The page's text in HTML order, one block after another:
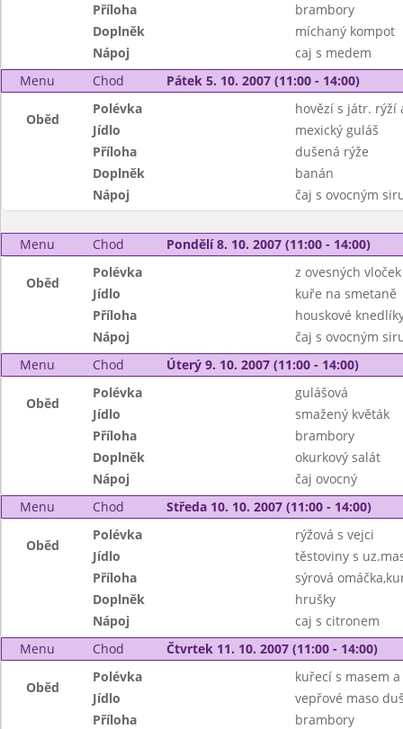
Příloha
brambory
Doplněk
míchaný kompot
Nápoj
caj s medem
Menu
Chod Pátek 5. 10. 2007 (11:00 - 14:00)
Oběd
Polévka
hovězí s játr. rýží
Jídlo
mexický guláš
Příloha
dušená rýže
Doplněk
banán
Nápoj
čaj s ovocným
Menu Chod Pondělí 8. 10. 2007 (11:00 - 14:00)
Oběd
Polévka
z ovesných vloček
Jídlo
kuře na smetaně
Příloha
houskové
Nápoj
čaj s ovocným
Menu
Chod Úterý 9. 10. 2007 (11:00 - 14:00)
Oběd
Polévka
gulášová
Jídlo
smažený květák
Příloha
brambory
Doplněk
okurkový salát
Nápoj
čaj ovocný
Menu
Chod Středa 10. 10. 2007 (11:00 - 14:00)
Oběd
Polévka
rýžová s vejci
Jídlo
těstoviny s
Příloha
sýrová
Doplněk
hrušky
Nápoj
caj s citronem
Menu
Chod Čtvrtek 11. 10. 2007 (11:00 - 14:00)
Oběd
Polévka
kuřecí s masem
Jídlo
vepřové maso
Příloha
brambory